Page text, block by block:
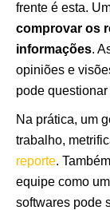
frente é esta.
comprovar os
informações.
opiniões e
pode
Na prática, um
trabalho,
reporte.
equipe como
softwares pode